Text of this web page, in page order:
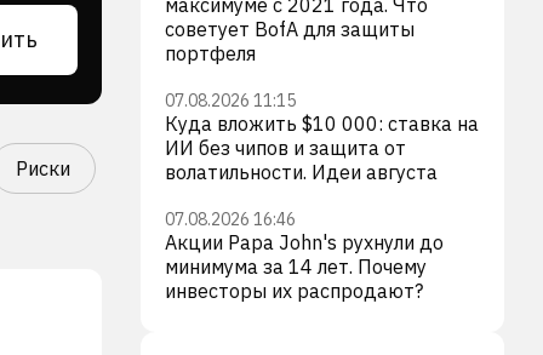
Риски
максимуме с 2021 года. Что
советует BofA для защиты
портфеля
07.08.2026 11:15
Куда вложить $10 000: ставка на
ИИ без чипов и защита от
волатильности. Идеи августа
07.08.2026 16:46
Акции Papa John's рухнули до
минимума за 14 лет. Почему
инвесторы их распродают?